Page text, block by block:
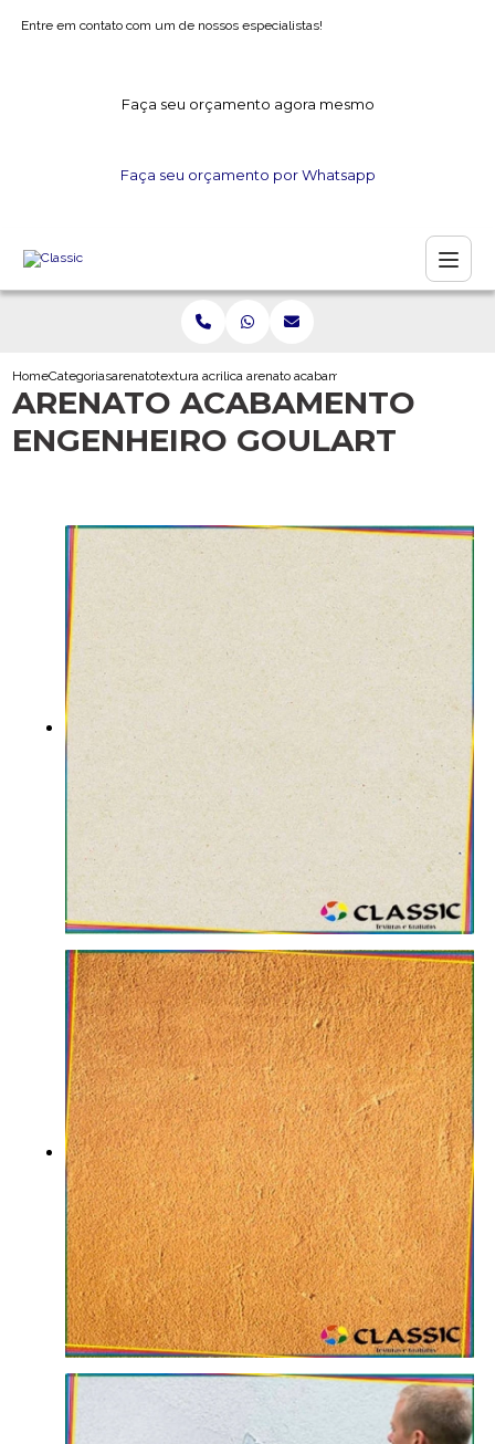
Entre em contato com um de nossos especialistas!
Faça seu orçamento agora mesmo
Faça seu orçamento por Whatsapp
HomeCategoriasarenatotextura acrilica arenatoarenato acabamento engenheiro goulart
ARENATO ACABAMENTO
ENGENHEIRO GOULART